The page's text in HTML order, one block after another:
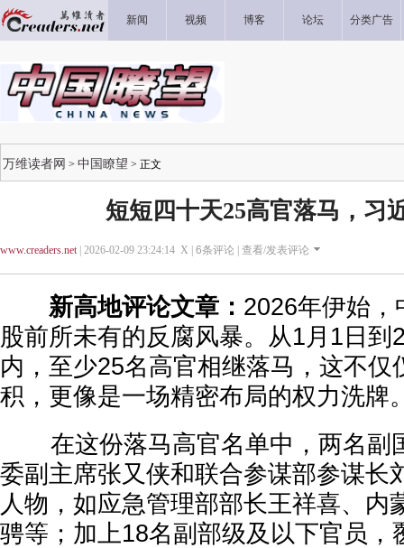
新闻 视频 博客 论坛 分类广告
万维读者网 > 中国瞭望 > 正文
短短四十天25高官落马，习
www.creaders.net| 2026-02-09 23:24:14 X | 6条评论 | 查看/发表评论
新高地评论文章： 2026年伊始，
股前所未有的反腐风暴。从1月1日到
内，至少25名高官相继落马，这不仅
积，更像是一场精密布局的权力洗牌
在这份落马高官名单中，两名副
委副主席张又侠和联合参谋部参谋长
人物，如应急管理部部长王祥喜、内
骋等；加上18名副部级及以下官员，